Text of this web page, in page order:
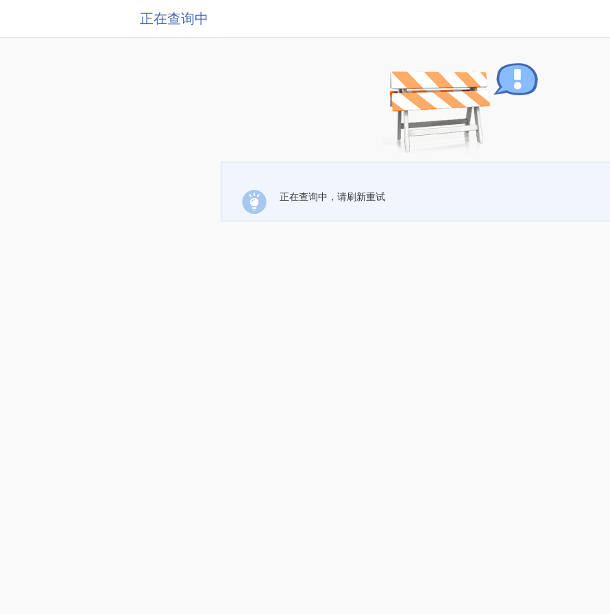
正在查询中
正在查询中，请刷新重试